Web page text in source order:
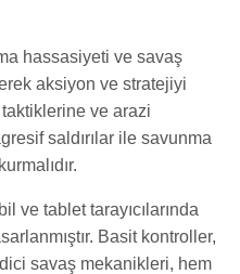
hassasiyeti ve savaş
aksiyon ve stratejiyi
ve arazi
saldırılar ile savunma
ve tablet tarayıcılarında
Basit kontroller,
savaş mekanikleri, hem